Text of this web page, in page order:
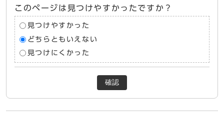
このページは見つけやすかったですか？
見つけやすかった
どちらともいえない
見つけにくかった
確認